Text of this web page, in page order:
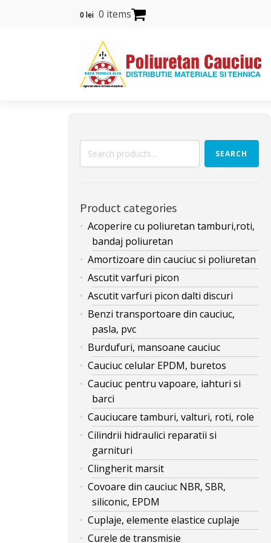
0 lei 0 items
Search
SEARCH
Product categories
Acoperire cu poliuretan tamburi,roti,
bandaj poliuretan
Amortizoare din cauciuc si poliuretan
Ascutit varfuri picon
Ascutit varfuri picon dalti discuri
Benzi transportoare din cauciuc,
pasla, pvc
Burdufuri, mansoane cauciuc
Cauciuc celular EPDM, buretos
Cauciuc pentru vapoare, iahturi si
barci
Cauciucare tamburi, valturi, roti, role
Cilindrii hidraulici reparatii si
garnituri
Clingherit marsit
Covoare din cauciuc NBR, SBR,
siliconic, EPDM
Cuplaje, elemente elastice cuplaje
Curele de transmisie